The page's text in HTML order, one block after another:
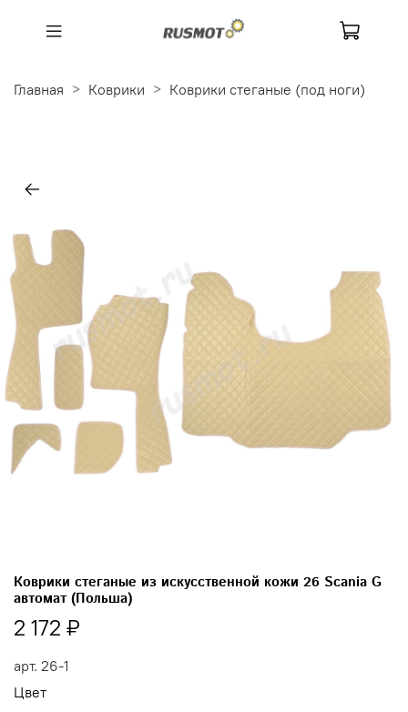
Главная Коврики Коврики стеганые (под ноги)
арт. 26-1
Коврики стеганые из искусственной кожи 26 Scania G
автомат (Польша)
2 172 ₽
Цвет